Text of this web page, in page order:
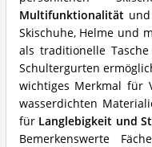
Multifunktionalität
Skischuhe, Helme und
als traditionelle
Schultergurten
wichtiges Merkmal für
wasserdichten
für Langlebigkeit und
Bemerkenswerte
Bootbag
Tasche
schwarz-
blau
Vorteile:
Was
spricht
für
diese
Skischuhtasche?